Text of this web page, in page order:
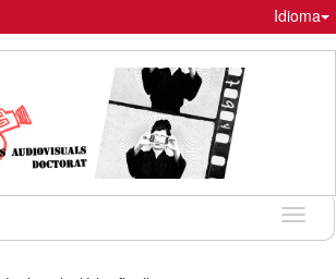
Idioma
Idioma